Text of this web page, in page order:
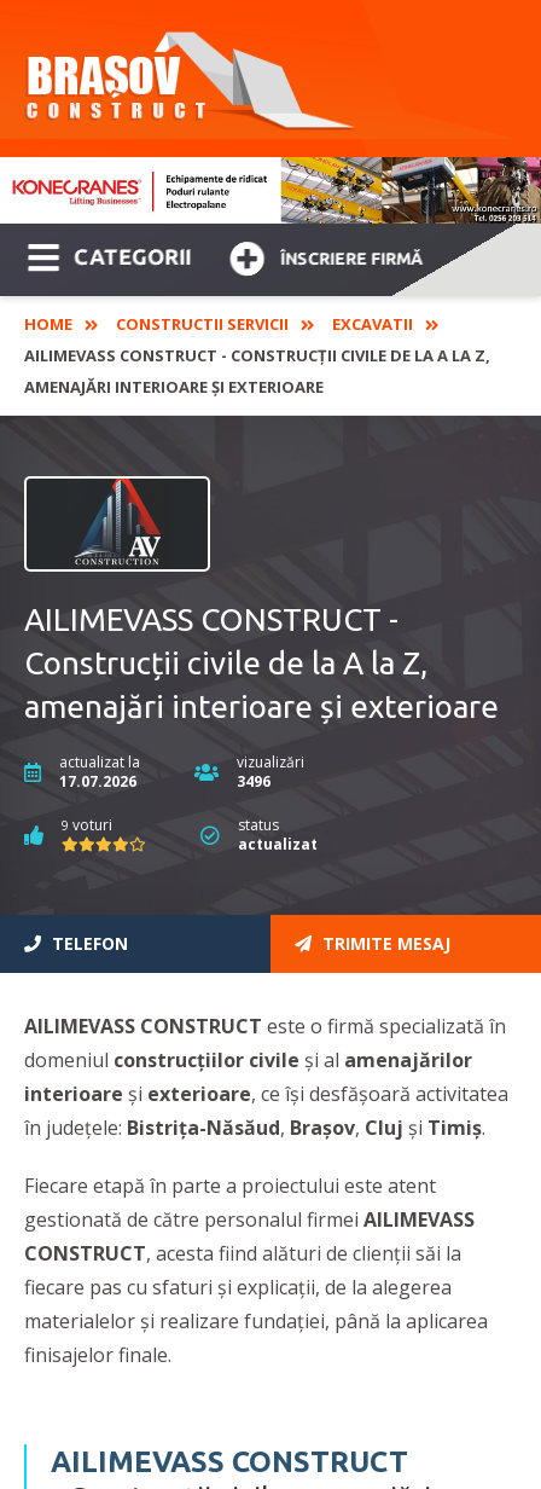
CATEGORII ÎNSCRIERE FIRMĂ
HOME CONSTRUCTII SERVICII
EXCAVATII
AILIMEVASS CONSTRUCT - CONSTRUCȚII CIVILE DE LA A LA Z,
AMENAJĂRI INTERIOARE ȘI EXTERIOARE
AILIMEVASS CONSTRUCT -
Construcții civile de la A la Z,
amenajări interioare și exterioare
actualizat la
17.07.2026
vizualizări
3496
9 voturi
status
actualizat
TELEFON TRIMITE MESAJ
AILIMEVASS CONSTRUCT este o firmă specializată în
domeniul construcțiilor civile și al amenajărilor
interioare și exterioare, ce își desfășoară activitatea
în județele: Bistrița-Năsăud, Brașov, Cluj și Timiș.
Fiecare etapă în parte a proiectului este atent
gestionată de către personalul firmei AILIMEVASS
CONSTRUCT, acesta fiind alături de clienții săi la
fiecare pas cu sfaturi și explicații, de la alegerea
materialelor și realizare fundației, până la aplicarea
finisajelor finale.
AILIMEVASS CONSTRUCT